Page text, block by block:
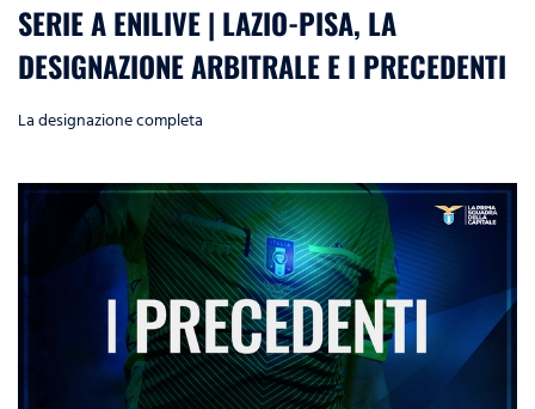
SERIE A ENILIVE | LAZIO-PISA, LA
DESIGNAZIONE ARBITRALE E I PRECEDENTI
La designazione completa